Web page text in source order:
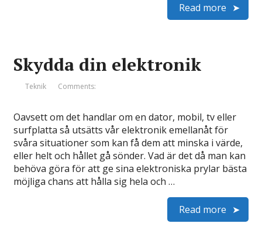
Read more
Skydda din elektronik
Teknik Comments:
Oavsett om det handlar om en dator, mobil, tv eller
surfplatta så utsätts vår elektronik emellanåt för
svåra situationer som kan få dem att minska i värde,
eller helt och hållet gå sönder. Vad är det då man kan
behöva göra för att ge sina elektroniska prylar bästa
möjliga chans att hålla sig hela och …
Read more